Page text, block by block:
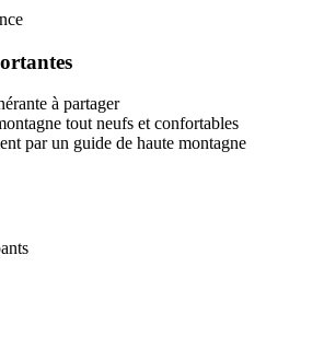
à partager
tout neufs et confortables
par un guide de haute montagne